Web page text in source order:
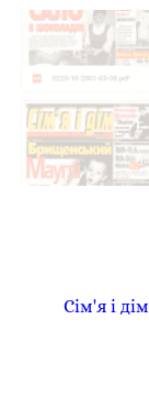
Сім'я і дім